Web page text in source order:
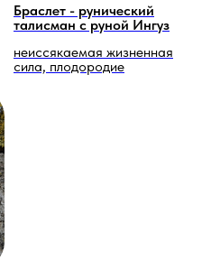
Браслет - рунический
талисман с руной Ингуз
неиссякаемая жизненная
сила, плодородие